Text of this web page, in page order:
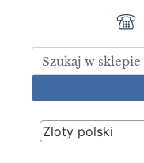
Złoty polski